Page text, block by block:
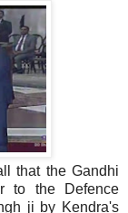
that the Gandhi
to the Defence
ji by Kendra's